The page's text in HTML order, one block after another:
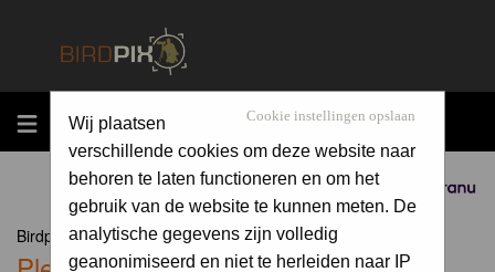
MENU
Sponsored by
Cookie instellingen opslaan
Wij plaatsen
verschillende cookies om deze website naar
behoren te laten functioneren en om het
gebruik van de website te kunnen meten. De
analytische gegevens zijn volledig
geanonimiseerd en niet te herleiden naar IP
Birdpix.nl Forum Index